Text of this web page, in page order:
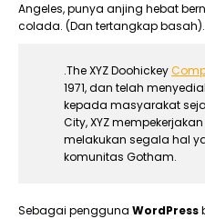
Angeles, punya anjing hebat
colada. (Dan tertangkap basah).
.The XYZ Doohickey
1971, dan telah
kepada masyarakat
City, XYZ
melakukan segala hal
komunitas Gotham.
Sebagai pengguna WordPress